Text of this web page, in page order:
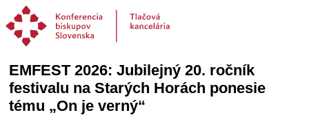
EMFEST 2026: Jubilejný 20. ročník
festivalu na Starých Horách ponesie
tému „On je verný“